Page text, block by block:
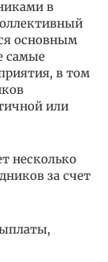
в
основным
самые
в том
или
несколько
за счет